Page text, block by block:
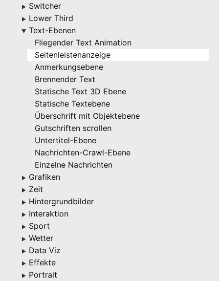
▶ Switcher
▶ Lower Third
▶
Text-Ebenen
Fliegender Text Animation
Seitenleistenanzeige
Anmerkungsebene
Brennender Text
Statische Text 3D Ebene
Statische Textebene
Überschrift mit Objektebene
Gutschriften scrollen
Untertitel-Ebene
Nachrichten-Crawl-Ebene
Einzelne Nachrichten
▶ Grafiken
▶ Zeit
▶ Hintergrundbilder
▶ Interaktion
▶ Sport
▶ Wetter
▶ Data Viz
▶ Effekte
▶ Portrait